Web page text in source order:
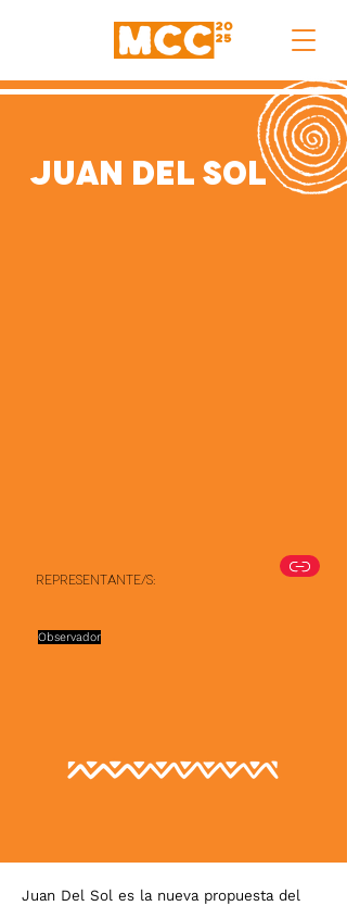
Juan Del Sol
Representante/s:
Observador
Juan Del Sol es la nueva propuesta del